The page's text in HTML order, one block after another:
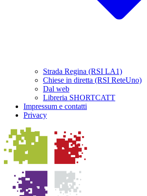
Strada Regina (RSI LA1)
Chiese in diretta (RSI ReteUno)
Dal web
Libreria SHORTCATT
Impressum e contatti
Privacy